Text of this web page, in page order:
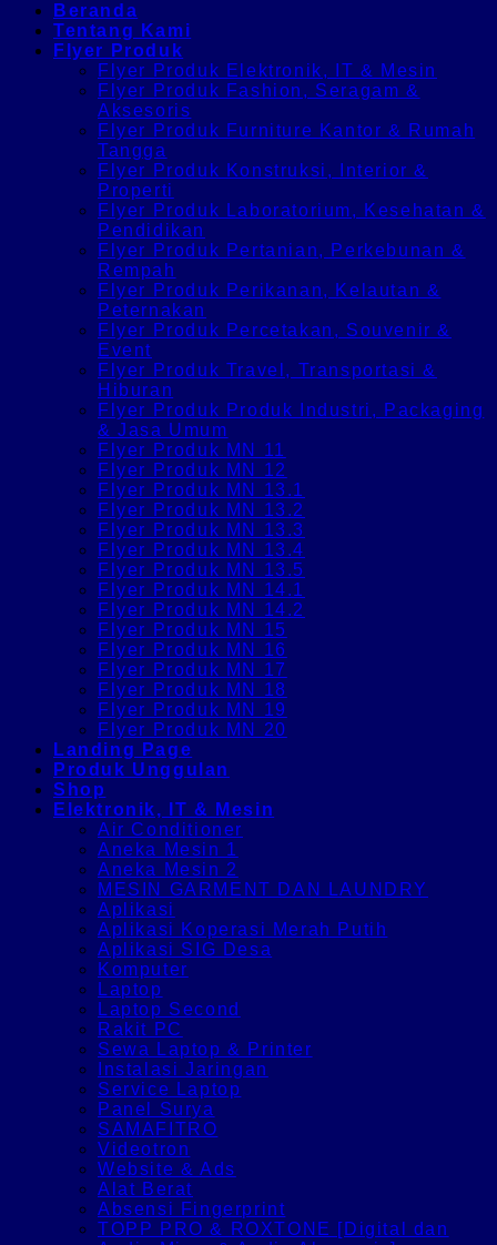
Beranda
Tentang Kami
Flyer Produk
Flyer Produk Elektronik, IT & Mesin
Flyer Produk Fashion, Seragam &
Aksesoris
Flyer Produk Furniture Kantor & Rumah
Tangga
Flyer Produk Konstruksi, Interior &
Properti
Flyer Produk Laboratorium, Kesehatan &
Pendidikan
Flyer Produk Pertanian, Perkebunan &
Rempah
Flyer Produk Perikanan, Kelautan &
Peternakan
Flyer Produk Percetakan, Souvenir &
Event
Flyer Produk Travel, Transportasi &
Hiburan
Flyer Produk Produk Industri, Packaging
& Jasa Umum
Flyer Produk MN 11
Flyer Produk MN 12
Flyer Produk MN 13.1
Flyer Produk MN 13.2
Flyer Produk MN 13.3
Flyer Produk MN 13.4
Flyer Produk MN 13.5
Flyer Produk MN 14.1
Flyer Produk MN 14.2
Flyer Produk MN 15
Flyer Produk MN 16
Flyer Produk MN 17
Flyer Produk MN 18
Flyer Produk MN 19
Flyer Produk MN 20
Landing Page
Produk Unggulan
Shop
Elektronik, IT & Mesin
Air Conditioner
Aneka Mesin 1
Aneka Mesin 2
MESIN GARMENT DAN LAUNDRY
Aplikasi
Aplikasi Koperasi Merah Putih
Aplikasi SIG Desa
Komputer
Laptop
Laptop Second
Rakit PC
Sewa Laptop & Printer
Instalasi Jaringan
Service Laptop
Panel Surya
SAMAFITRO
Videotron
Website & Ads
Alat Berat
Absensi Fingerprint
TOPP PRO & ROXTONE [Digital dan